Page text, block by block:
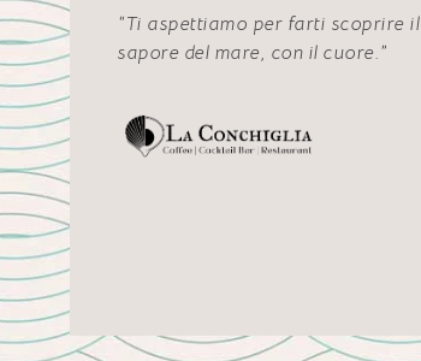
“Ti aspettiamo per farti scoprire il
sapore del mare, con il cuore.”